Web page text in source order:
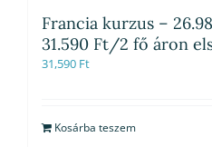
Francia kurzus –
31.590 Ft/2 fő áron
31,590 Ft
Kosárba teszem